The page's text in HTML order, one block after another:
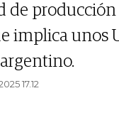
de
implica unos
17.12